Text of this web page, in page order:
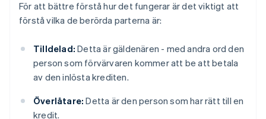
För att bättre förstå hur det fungerar är det viktigt att
förstå vilka de berörda parterna är:
Tilldelad: Detta är gäldenären - med andra ord den
person som förvärvaren kommer att be att betala
av den inlösta krediten.
Överlåtare: Detta är den person som har rätt till en
kredit.